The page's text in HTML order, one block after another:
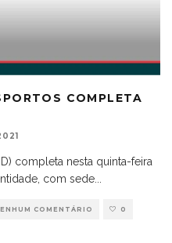
COMPLETA
completa nesta quinta-feira
com sede
COMENTÁRIO 0